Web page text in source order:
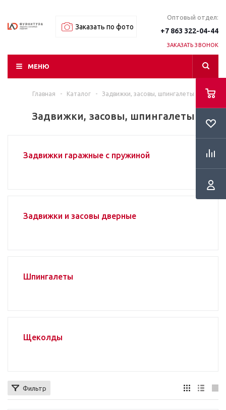
Заказать по фото
Оптовый отдел:
+7 863 322-04-44
ЗАКАЗАТЬ ЗВОНОК
МЕНЮ
Главная - Каталог - Задвижки, засовы, шпингалеты
Задвижки, засовы, шпингалеты
Задвижки гаражные с пружиной
Задвижки и засовы дверные
Шпингалеты
Щеколды
Фильтр